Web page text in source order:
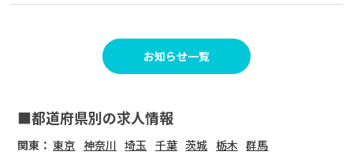
お知らせ一覧
■都道府県別の求人情報
関東： 東京 神奈川 埼玉 千葉 茨城 栃木 群馬